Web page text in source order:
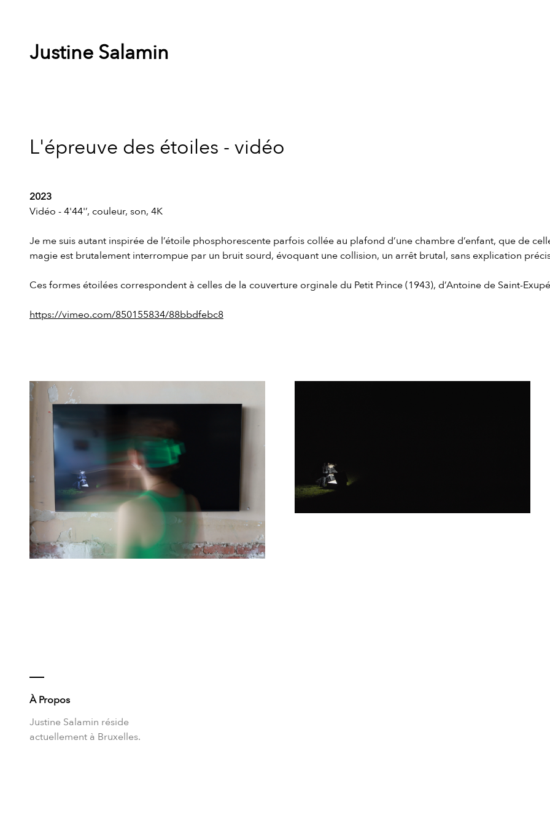
Justine Salamin
L'épreuve des étoiles - vidéo
2023
Vidéo - 4'44'’, couleur, son, 4K
Je me suis autant inspirée de l’étoile phosphorescente parfois collée au plafond d’une chambre d’enfant, que de
magie est brutalement interrompue par un bruit sourd, évoquant une collision, un arrêt brutal, sans explication
Ces formes étoilées correspondent à celles de la couverture orginale du Petit Prince (1943), d’Antoine de Saint-
https://vimeo.com/850155834/88bbdfebc8
À Propos
Justine Salamin réside
actuellement à Bruxelles.